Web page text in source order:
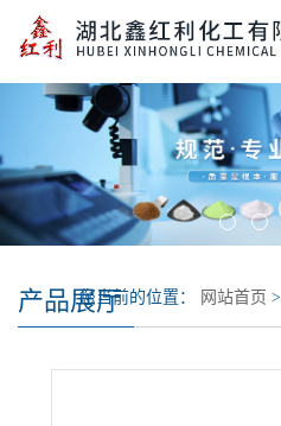
产品展厅您当前的位置： 网站首页 >